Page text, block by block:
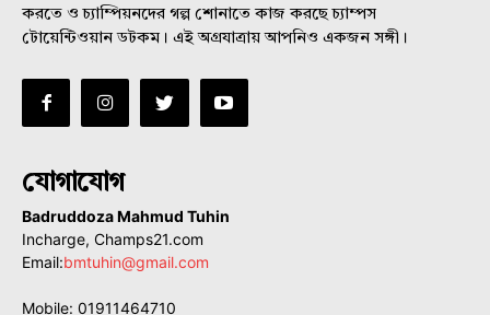
করতে ও চ্যাম্পিয়নদের গল্প শোনাতে কাজ করছে চ্যাম্পস
টোয়েন্টিওয়ান ডটকম। এই অগ্রযাত্রায় আপনিও একজন সঙ্গী।
যোগাযোগ
Badruddoza Mahmud Tuhin
Incharge, Champs21.com
Email:bmtuhin@gmail.com
Mobile: 01911464710